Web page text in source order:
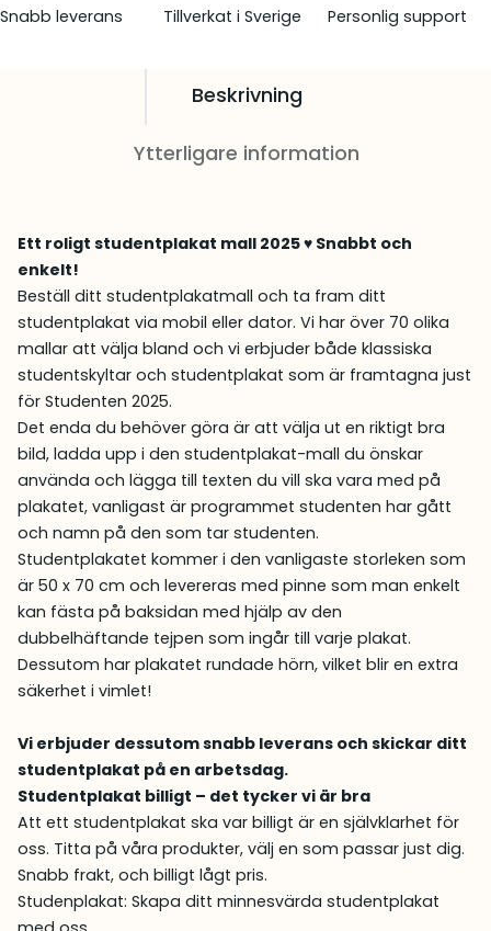
Snabb leverans Tillverkat i Sverige Personlig support
Beskrivning
Ytterligare information
Ett roligt studentplakat mall 2025 ♥ Snabbt och
enkelt!
Beställ ditt studentplakatmall och ta fram ditt
studentplakat via mobil eller dator. Vi har över 70 olika
mallar att välja bland och vi erbjuder både klassiska
studentskyltar och studentplakat som är framtagna just
för Studenten 2025.
Det enda du behöver göra är att välja ut en riktigt bra
bild, ladda upp i den studentplakat-mall du önskar
använda och lägga till texten du vill ska vara med på
plakatet, vanligast är programmet studenten har gått
och namn på den som tar studenten.
Studentplakatet kommer i den vanligaste storleken som
är 50 x 70 cm och levereras med pinne som man enkelt
kan fästa på baksidan med hjälp av den
dubbelhäftande tejpen som ingår till varje plakat.
Dessutom har plakatet rundade hörn, vilket blir en extra
säkerhet i vimlet!
Vi erbjuder dessutom snabb leverans och skickar ditt
studentplakat på en arbetsdag.
Studentplakat billigt – det tycker vi är bra
Att ett studentplakat ska var billigt är en självklarhet för
oss. Titta på våra produkter, välj en som passar just dig.
Snabb frakt, och billigt lågt pris.
Studenplakat: Skapa ditt minnesvärda studentplakat